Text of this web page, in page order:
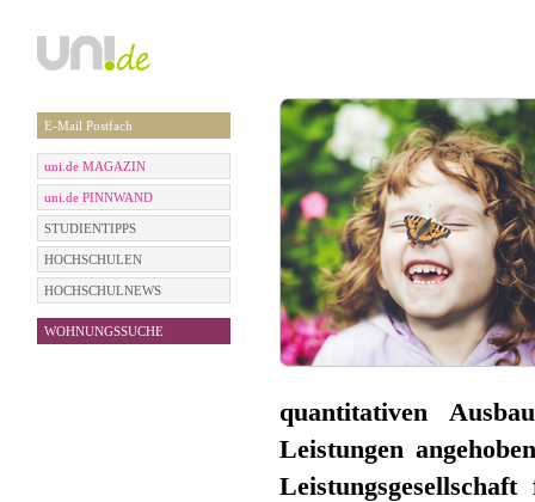
E-Mail Postfach
uni.de MAGAZIN
uni.de PINNWAND
STUDIENTIPPS
HOCHSCHULEN
HOCHSCHULNEWS
WOHNUNGSSUCHE
quantitativen
Leistungen